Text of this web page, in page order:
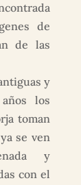
de
de las
y
los
toman
se ven
y
con el